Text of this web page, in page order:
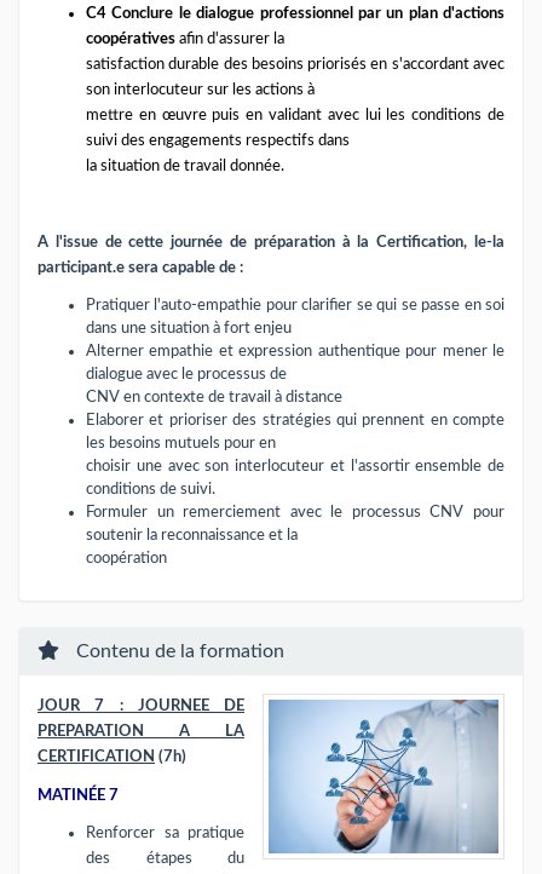
C4 Conclure le dialogue professionnel par un plan d'actions
coopératives afin d'assurer la
satisfaction durable des besoins priorisés en s'accordant avec
son interlocuteur sur les actions à
mettre en œuvre puis en validant avec lui les conditions de
suivi des engagements respectifs dans
la situation de travail donnée.
A l'issue de cette journée de préparation à la Certification, le-la
participant.e sera capable de :
Pratiquer l'auto-empathie pour clarifier se qui se passe en soi
dans une situation à fort enjeu
Alterner empathie et expression authentique pour mener le
dialogue avec le processus de
CNV en contexte de travail à distance
Elaborer et prioriser des stratégies qui prennent en compte
les besoins mutuels pour en
choisir une avec son interlocuteur et l'assortir ensemble de
conditions de suivi.
Formuler un remerciement avec le processus CNV pour
soutenir la reconnaissance et la
coopération
Contenu de la formation
JOUR 7 : JOURNEE DE
PREPARATION A LA
CERTIFICATION (7h)
MATINÉE 7
Renforcer sa pratique
des étapes du